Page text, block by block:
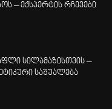
– ექსპერტის რჩევები
სილამაზისთვის –
საშუალება